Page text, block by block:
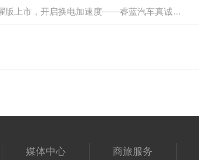
睿蓝7荣耀版上市，开启换电加速度——睿蓝汽车真诚亮相重庆车展
媒体中心 商旅服务